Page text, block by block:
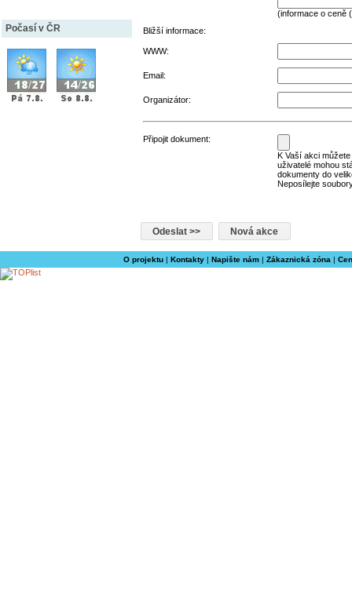
Počasí v ČR
(informace o ceně
Bližší informace:
WWW:
Email:
Organizátor:
Připojit dokument:
K Vaší akci
uživatelé mohou
dokumenty do
Neposílejte
O projektu| Kontakty| Napište nám| Zákaznická zóna |